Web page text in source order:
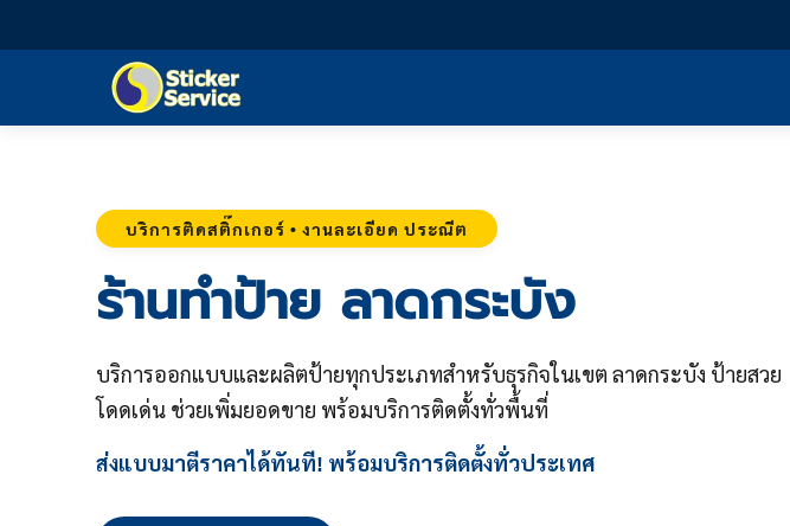
บริการติดสติ๊กเกอร์ • งานละเอียด ประณีต
ร้านทำป้าย ลาดกระบัง
บริการออกแบบและผลิตป้ายทุกประเภทสำหรับธุรกิจในเขต ลาดกระบัง ป้ายสวย
โดดเด่น ช่วยเพิ่มยอดขาย พร้อมบริการติดตั้งทั่วพื้นที่
ส่งแบบมาตีราคาได้ทันที! พร้อมบริการติดตั้งทั่วประเทศ